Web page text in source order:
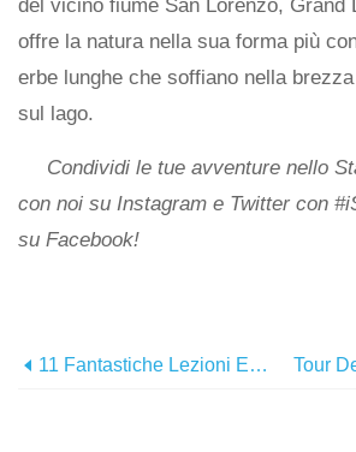
del vicino fiume San Lorenzo, Grand
offre la natura nella sua forma più
erbe lunghe che soffiano nella
sul lago.
Condividi le tue avventure nello
con noi su Instagram e Twitter con
su Facebook!
11 Fantastiche Lezioni E Workshop Online Nello Stato Di New York Tour Dei